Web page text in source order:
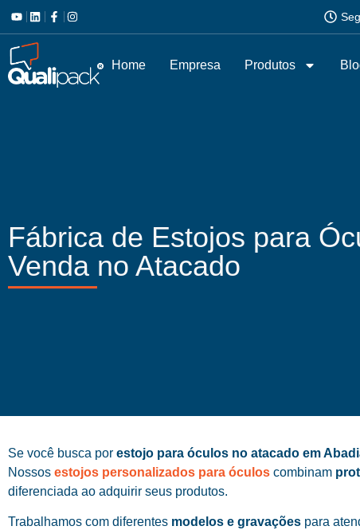
Home Empresa Produtos
Fábrica de Estojos para
Venda no Atacado
Se você busca por estojo para óculos no atacado em
Nossos estojos personalizados para óculos combinam
diferenciada ao adquirir seus produtos.
Trabalhamos com diferentes modelos e gravações para